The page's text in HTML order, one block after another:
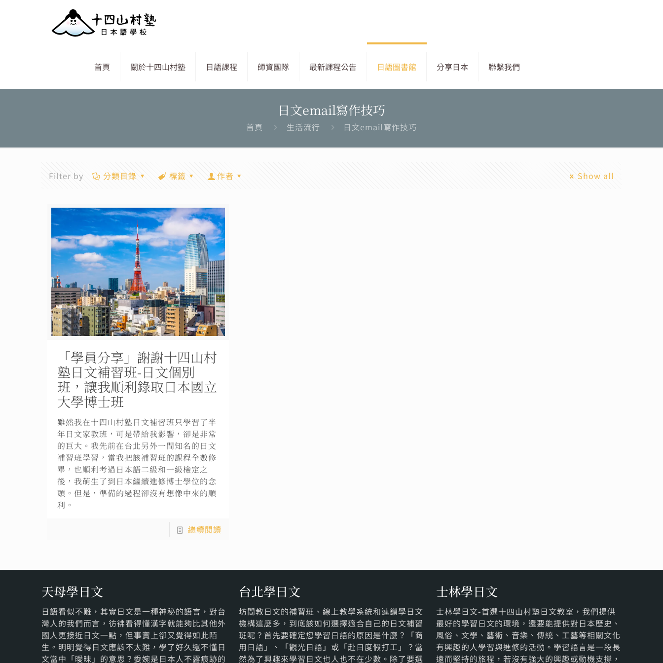
首頁 關於十四山村塾 日語課程 師資團隊 最新課程公告 日語圖書館 分享日本 聯繫我們
日文email寫作技巧
首頁 生活流行 日文email寫作技巧
Filter by 分類目錄 標籤 作者 Show all
「學員分享」謝謝十四山村
塾日文補習班-日文個別
班，讓我順利錄取日本國立
大學博士班
雖然我在十四山村塾日文補習班只學習了半
年日文家教班，可是帶給我影響，卻是非常
的巨大。我先前在台北另外一間知名的日文
補習班學習，當我把該補習班的課程全數修
畢，也順利考過日本語二級和一級檢定之
後，我萌生了到日本繼續進修博士學位的念
頭。但是，準備的過程卻沒有想像中來的順
利。
繼續閱讀
天母學日文
日語看似不難，其實日文是一種神秘的語言，對台
灣人的我們而言，彷彿看得懂漢字就能夠比其他外
國人更接近日文一點，但事實上卻又覺得如此陌
生。明明覺得日文應該不太難，學了好久還不懂日
文當中「曖昧」的意思？委婉是日本人不露痕跡的
台北學日文
坊間教日文的補習班、線上教學系統和連鎖學日文
機構這麼多，到底該如何選擇適合自己的日文補習
班呢？首先要確定您學習日語的原因是什麼？「商
用日語」、「觀光日語」或「赴日度假打工」？當
然為了興趣來學習日文也人也不在少數。除了要選
士林學日文
士林學日文-首選十四山村塾日文教室，我們提供
最好的學習日文的環境，還要能提供對日本歷史、
風俗、文學、藝術、音樂、傳統、工藝等相關文化
有興趣的人學習與進修的活動。學習語言是一段長
遠而堅持的旅程，若沒有強大的興趣或動機支撐，